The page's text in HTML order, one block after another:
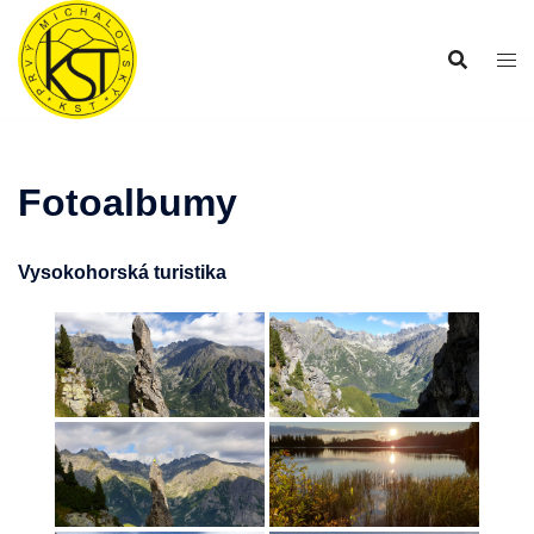
Preskočiť
obsah
Fotoalbumy
Vysokohorská turistika